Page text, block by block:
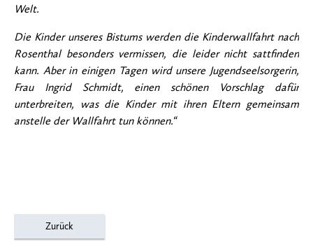
Welt.
Die Kinder unseres Bistums werden die Kinderwallfahrt nach
Rosenthal besonders vermissen, die leider nicht sattfinden
kann. Aber in einigen Tagen wird unsere Jugendseelsorgerin,
Frau Ingrid Schmidt, einen schönen Vorschlag dafür
unterbreiten, was die Kinder mit ihren Eltern gemeinsam
anstelle der Wallfahrt tun können.“
Zurück